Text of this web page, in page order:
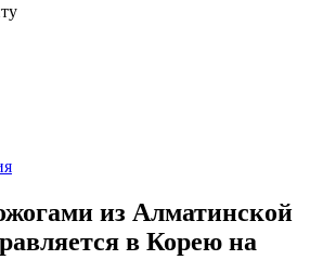
из Алматинской
в Корею на